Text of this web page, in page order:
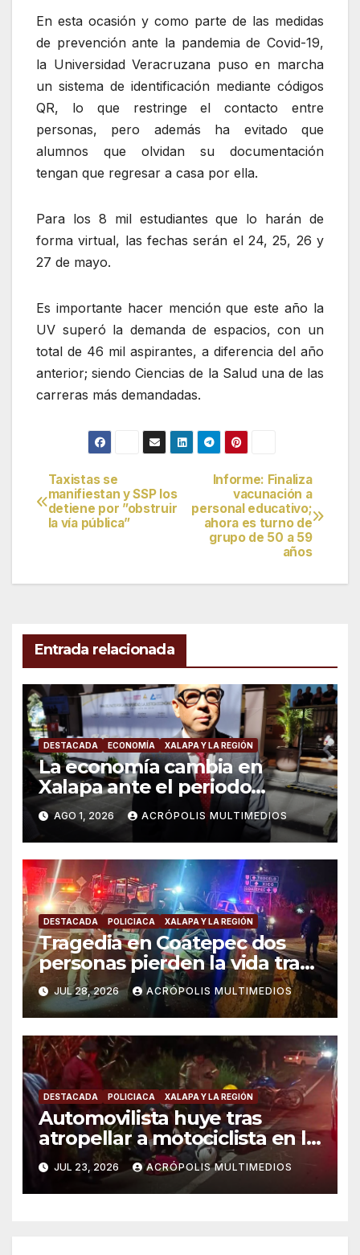
En esta ocasión y como parte de las medidas
de prevención ante la pandemia de Covid-19,
la Universidad Veracruzana puso en marcha
un sistema de identificación mediante códigos
QR, lo que restringe el contacto entre
personas, pero además ha evitado que
alumnos que olvidan su documentación
tengan que regresar a casa por ella.
Para los 8 mil estudiantes que lo harán de
forma virtual, las fechas serán el 24, 25, 26 y
27 de mayo.
Es importante hacer mención que este año la
UV superó la demanda de espacios, con un
total de 46 mil aspirantes, a diferencia del año
anterior; siendo Ciencias de la Salud una de las
carreras más demandadas.
Navegación
de
Informe: Finaliza
vacunación a
personal educativo;
ahora es turno de
grupo de 50 a 59
años
Taxistas se
manifiestan y SSP los
detiene por ”obstruir
la vía pública”
Entrada relacionada
DESTACADA ECONOMÍA XALAPA Y LA REGIÓN
La economía cambia en
Xalapa ante el periodo
vacacional
AGO 1, 2026 ACRÓPOLIS MULTIMEDIOS
DESTACADA POLICIACA XALAPA Y LA REGIÓN
Tragedia en Coatepec dos
personas pierden la vida tras
choque de taxi contra muro
JUL 28, 2026 ACRÓPOLIS MULTIMEDIOS
DESTACADA POLICIACA XALAPA Y LA REGIÓN
Automovilista huye tras
atropellar a motociclista en la
carretera Xalapa-Coatepec
JUL 23, 2026 ACRÓPOLIS MULTIMEDIOS